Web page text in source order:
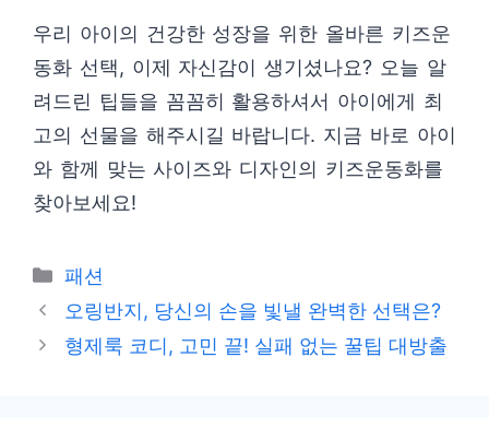
우리 아이의 건강한 성장을 위한 올바른 키즈운
동화 선택, 이제 자신감이 생기셨나요? 오늘 알
려드린 팁들을 꼼꼼히 활용하셔서 아이에게 최
고의 선물을 해주시길 바랍니다. 지금 바로 아이
와 함께 맞는 사이즈와 디자인의 키즈운동화를
찾아보세요!
카
테
리
패션
오링반지, 당신의 손을 빛낼 완벽한 선택은?
형제룩 코디, 고민 끝! 실패 없는 꿀팁 대방출